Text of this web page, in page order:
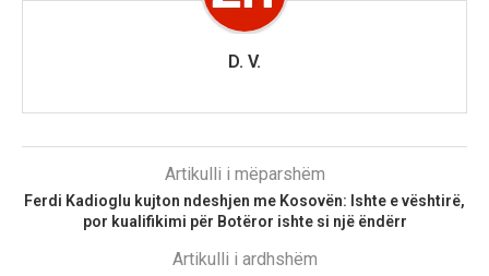
D. V.
Artikulli i mëparshëm
Ferdi Kadioglu kujton ndeshjen me Kosovën: Ishte e vështirë,
por kualifikimi për Botëror ishte si një ëndërr
Artikulli i ardhshëm